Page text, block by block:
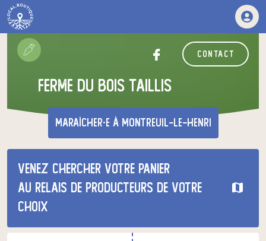
contact
Ferme du Bois Taillis
maraîcher·e à Montreuil-le-Henri
Venez chercher votre panier
au relais de producteurs de votre
choix